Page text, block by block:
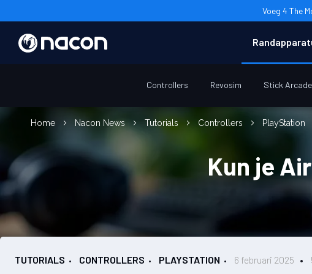
Voeg 4 The
Controllers Revosim Stick Arcade
Home Nacon News Tutorials Controllers PlayStation
Kun je
TUTORIALS CONTROLLERS PLAYSTATION 6 februari 2025